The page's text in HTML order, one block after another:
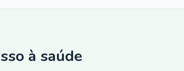
à saúde